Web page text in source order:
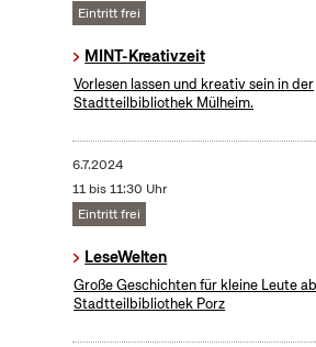
Eintritt frei
MINT-Kreativzeit
Vorlesen lassen und kreativ sein in der
Stadtteilbibliothek Mülheim.
6.7.2024
11 bis 11:30 Uhr
Eintritt frei
LeseWelten
Große Geschichten für kleine Leute
Stadtteilbibliothek Porz